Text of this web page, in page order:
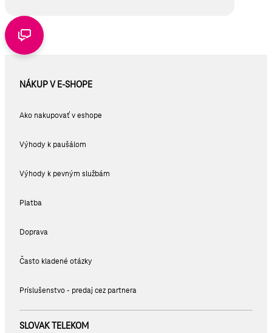
NÁKUP V E-SHOPE
Ako nakupovať v eshope
Výhody k paušálom
Výhody k pevným službám
Platba
Doprava
Často kladené otázky
Príslušenstvo - predaj cez partnera
SLOVAK TELEKOM